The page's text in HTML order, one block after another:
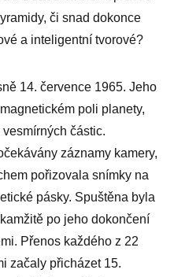
či snad dokonce
a inteligentní tvorové?
14. července 1965. Jeho
poli planety,
částic.
záznamy kamery,
pořizovala snímky na
pásky. Spuštěna byla
po jeho dokončení
Přenos každého z 22
začaly přicházet 15.